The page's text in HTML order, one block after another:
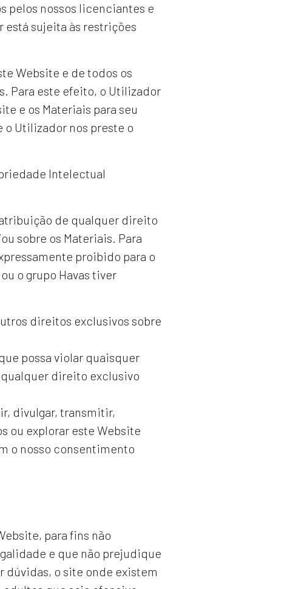
pelos nossos licenciantes e
está sujeita às restrições
Website e de todos os
Para este efeito, o Utilizador
e os Materiais para seu
o Utilizador nos preste o
Intelectual
de qualquer direito
sobre os Materiais. Para
proibido para o
o grupo Havas tiver
direitos exclusivos sobre
possa violar quaisquer
direito exclusivo
divulgar, transmitir,
ou explorar este Website
o nosso consentimento
para fins não
e que não prejudique
dúvidas, o site onde existem